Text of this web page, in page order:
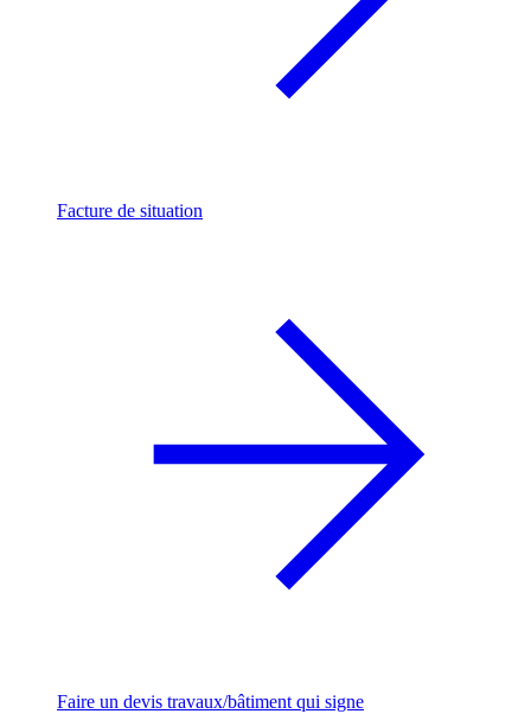
Facture de situation
Faire un devis travaux/bâtiment qui signe